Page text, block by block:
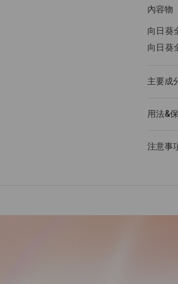
內容物
向日葵
向日葵
主要成
用法&
注意事